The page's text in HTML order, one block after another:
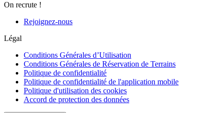
On recrute !
Rejoignez-nous
Légal
Conditions Générales d’Utilisation
Conditions Générales de Réservation de Terrains
Politique de confidentialité
Politique de confidentialité de l'application mobile
Politique d'utilisation des cookies
Accord de protection des données